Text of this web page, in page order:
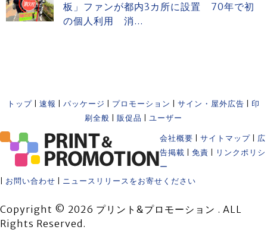
板」ファンが都内3カ所に設置 70年で初
の個人利用 消...
トップ 速報 パッケージ プロモーション サイン・屋外広告
印
刷全般
販促品 ユーザー
会社概要 サイトマップ
広
告掲載
免責
リンクポリシ
ー
お問い合わせ ニュースリリースをお寄せください
Copyright © 2026 プリント&プロモーション . ALL
Rights Reserved.